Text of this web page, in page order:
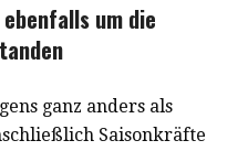
um die
ganz anders als
Saisonkräfte